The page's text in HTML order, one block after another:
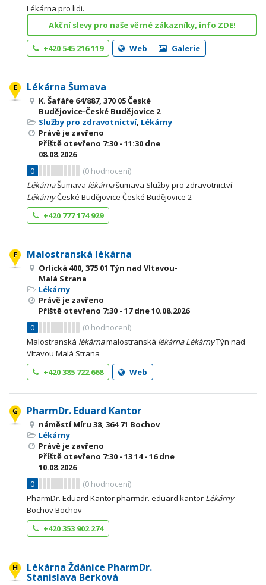
Lékárna pro lidi.
Akční slevy pro naše věrné zákazníky, info ZDE!
+420 545 216 119 Web Galerie
Lékárna Šumava
K. Šafáře 64/887, 370 05 České
Budějovice-České Budějovice 2
Služby pro zdravotnictví, Lékárny
Právě je zavřeno
Příště otevřeno 7:30 - 11:30 dne
08.08.2026
0
(0 hodnocení)
LékárnaŠumava lékárnašumava Služby pro zdravotnictví
LékárnyČeské Budějovice České Budějovice 2
+420 777 174 929
Malostranská lékárna
Orlická 400, 375 01 Týn nad Vltavou-
Malá Strana
Lékárny
Právě je zavřeno
Příště otevřeno 7:30 - 17dne 10.08.2026
0
(0 hodnocení)
Malostranská lékárnamalostranská lékárna LékárnyTýn nad
Vltavou Malá Strana
+420 385 722 668
Web
PharmDr. Eduard Kantor
náměstí Míru 38, 364 71 Bochov
Lékárny
Právě je zavřeno
Příště otevřeno 7:30 - 1314 - 16dne
10.08.2026
0
(0 hodnocení)
PharmDr. Eduard Kantor pharmdr. eduard kantor Lékárny
Bochov Bochov
+420 353 902 274
Lékárna Ždánice PharmDr.
Stanislava Berková